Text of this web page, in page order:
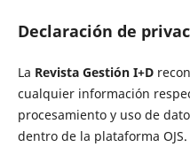
Declaración de
La Revista Gestión I+D
cualquier información
procesamiento y uso de
dentro de la plataforma